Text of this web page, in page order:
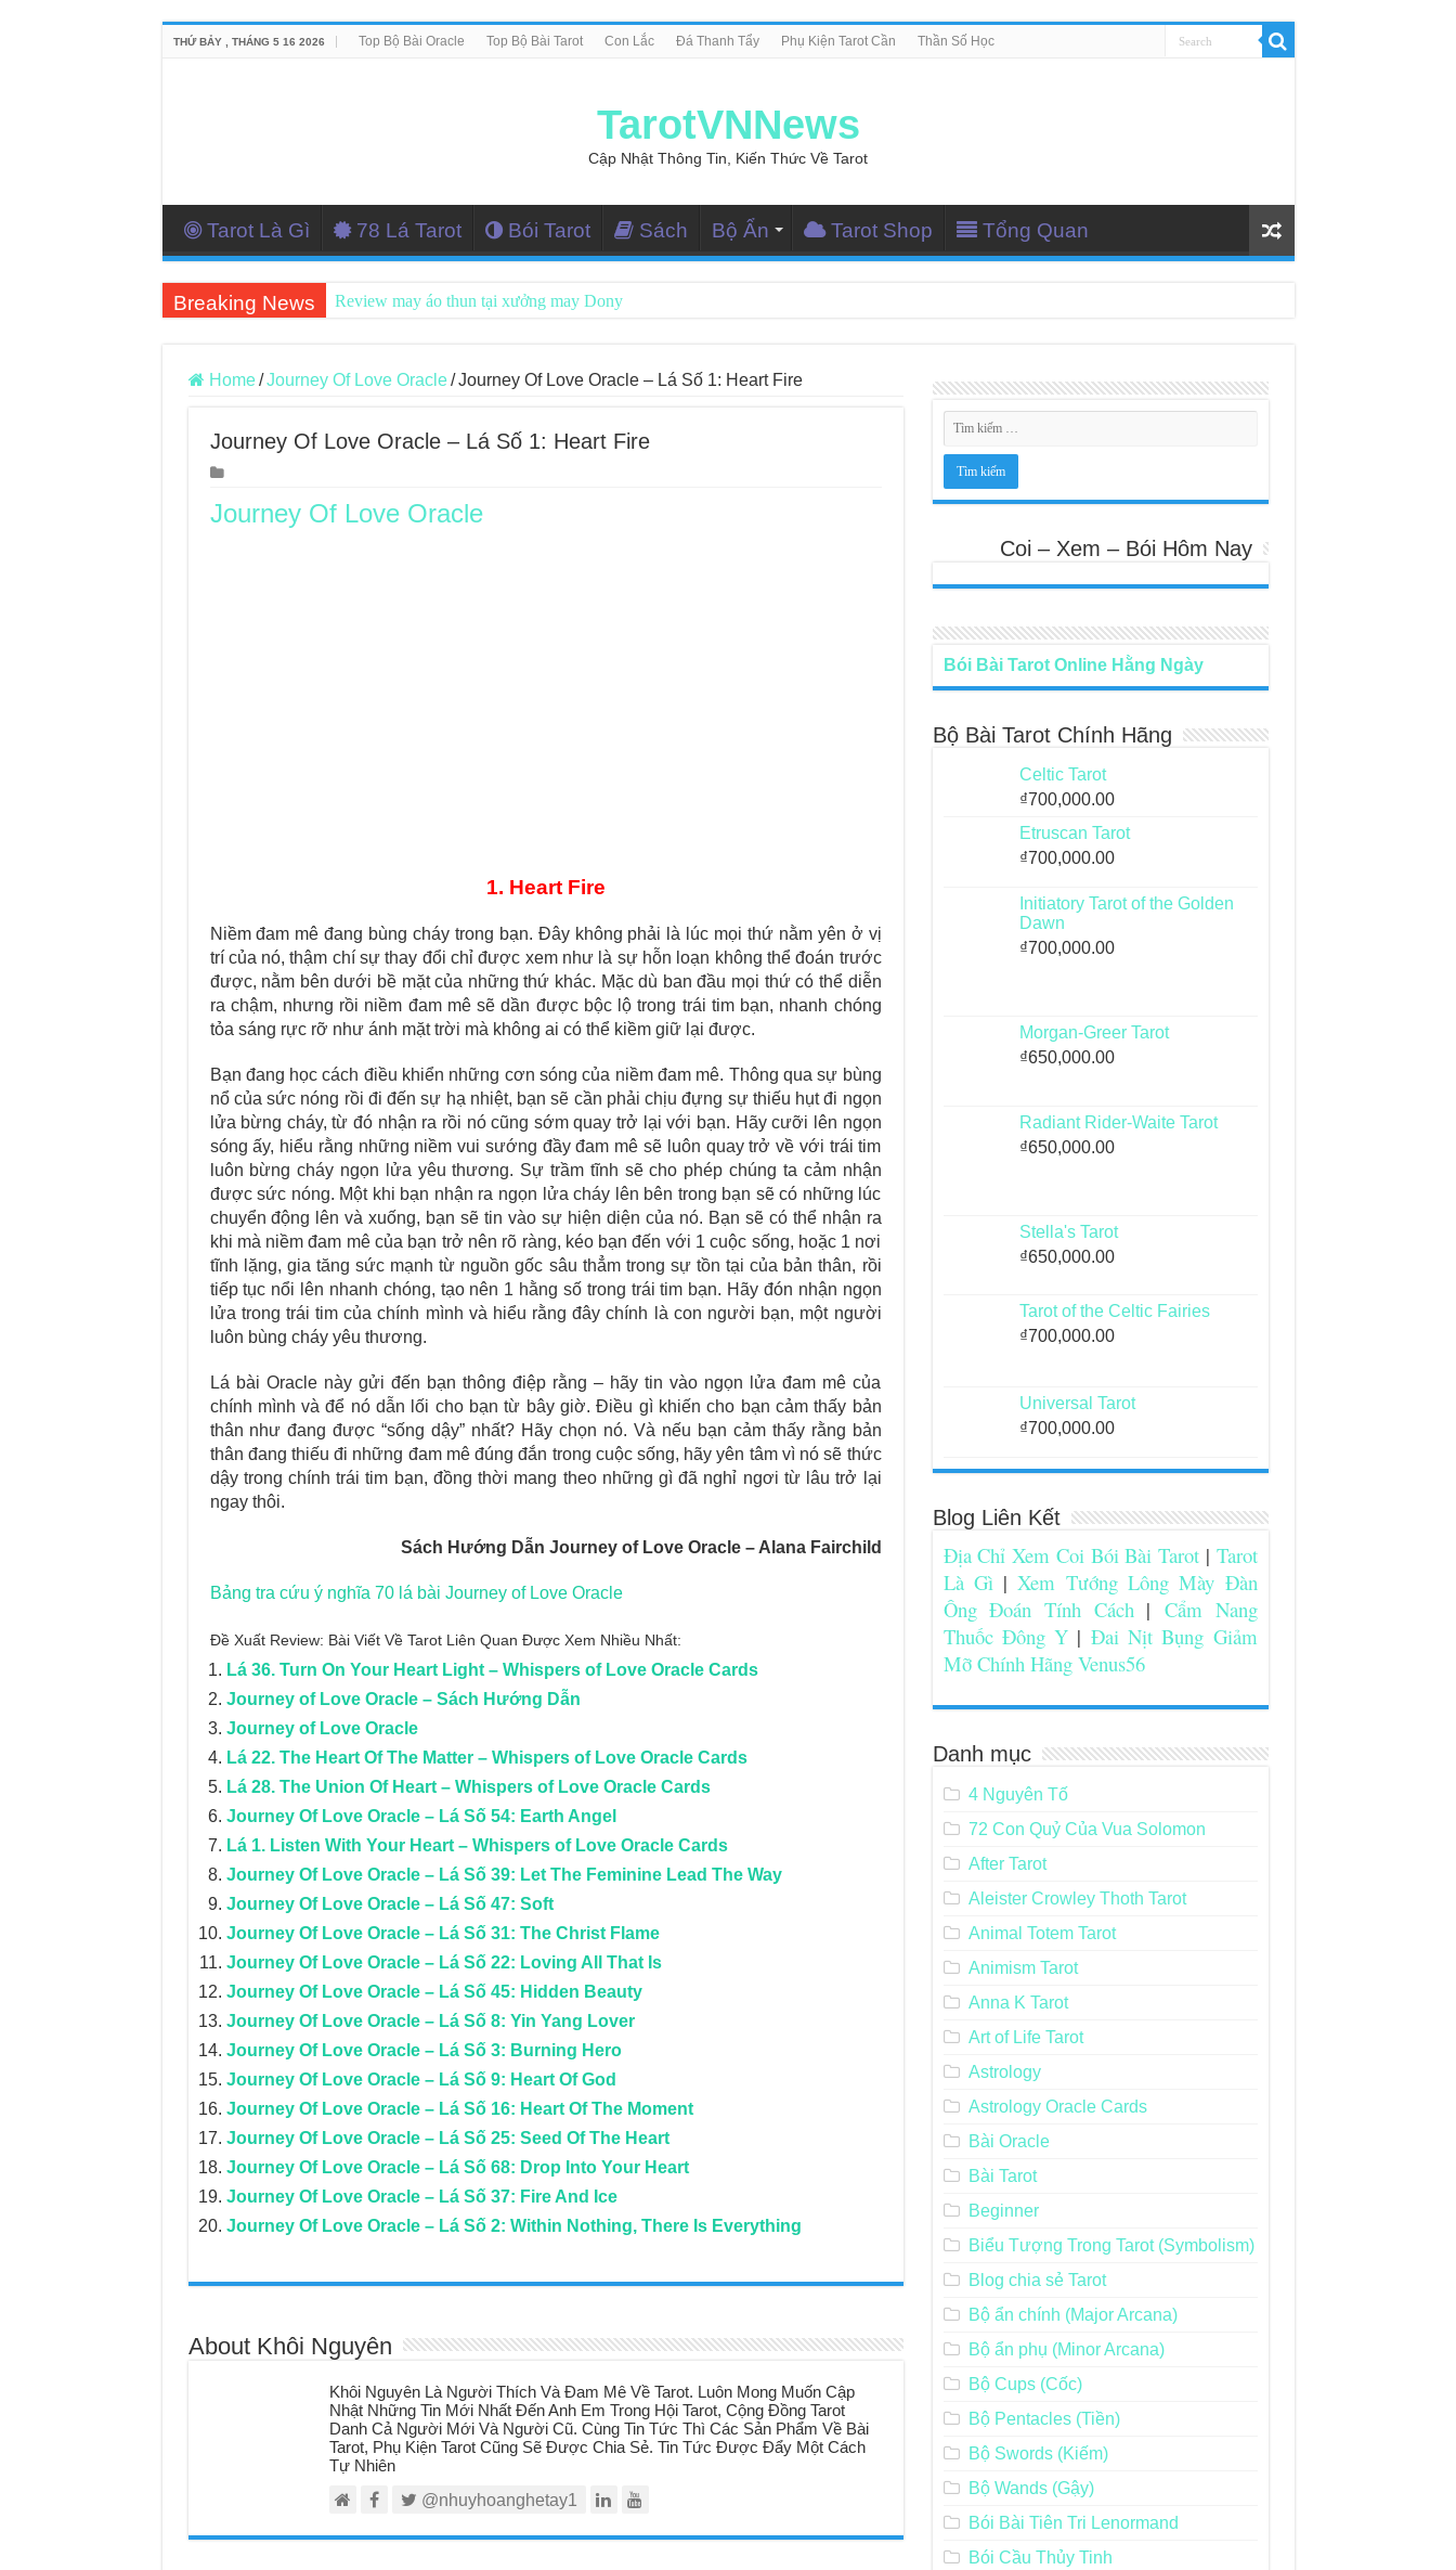
THỨ BẢY , THÁNG 5 16 2026 Top Bộ Bài Oracle Top Bộ Bài Tarot Con Lắc Đá Thanh Tẩy Phụ Kiện Tarot Cần Thần Số Học
TarotVNNews
Cập Nhật Thông Tin, Kiến Thức Về Tarot
Tarot Là Gì 78 Lá Tarot Bói Tarot Sách Bộ Ẩn Tarot Shop Tổng Quan
Breaking News
Review may áo thun tại xưởng may Dony
Konxari Cards – Trải Nghiệm Kết Nối Với Thế Giới Tâm Linh
Journey Of Love Oracle – Lá Số 70: Heaven
Journey Of Love Oracle – Lá Số 68: Drop Into Your Heart
Home / Journey Of Love Oracle / Journey Of Love Oracle – Lá Số 1: Heart Fire
Journey Of Love Oracle – Lá Số 1: Heart Fire
Journey Of Love Oracle
1. Heart Fire
Niềm đam mê đang bùng cháy trong bạn. Đây không phải là lúc mọi thứ nằm yên ở vị
trí của nó, thậm chí sự thay đổi chỉ được xem như là sự hỗn loạn không thể đoán trước
được, nằm bên dưới bề mặt của những thứ khác. Mặc dù ban đầu mọi thứ có thể diễn
ra chậm, nhưng rồi niềm đam mê sẽ dần được bộc lộ trong trái tim bạn, nhanh chóng
tỏa sáng rực rỡ như ánh mặt trời mà không ai có thể kiềm giữ lại được.
Bạn đang học cách điều khiển những cơn sóng của niềm đam mê. Thông qua sự bùng
nổ của sức nóng rồi đi đến sự hạ nhiệt, bạn sẽ cần phải chịu đựng sự thiếu hụt đi ngọn
lửa bừng cháy,từ đó nhận ra rồi nó cũng sớm quay trở lại với bạn. Hãy cưỡi lên ngọn
sóng ấy, hiểu rằng những niềm vui sướng đầy đam mê sẽ luôn quay trở về với trái tim
luôn bừng cháy ngọn lửa yêu thương. Sự trầm tĩnh sẽ cho phép chúng ta cảm nhận
được sức nóng. Một khi bạn nhận ra ngọn lửa cháy lên bên trong bạn sẽ có những lúc
chuyển động lên và xuống, bạn sẽ tin vào sự hiện diện của nó. Bạn sẽ có thể nhận ra
khi mà niềm đam mê của bạn trở nên rõ ràng, kéo bạn đến với 1 cuộc sống, hoặc 1 nơi
tĩnh lặng, gia tăng sức mạnh từ nguồn gốc sâu thẳm trong sự tồn tại của bản thân, rồi
tiếp tục nổi lên nhanh chóng, tạonên 1 hằng số trong trái tim bạn. Hãy đón nhận ngọn
lửa trong trái tim của chính mình và hiểu rằng đây chính là con người bạn, một người
luôn bùng cháy yêu thương.
Lá bài Oracle này gửi đến bạn thông điệp rằng – hãy tin vào ngọn lửa đam mê của
chính mình và để nó dẫn lối cho bạn từ bây giờ. Điều gì khiến cho bạn cảm thấy bản
thân như đang được “sống dậy” nhất? Hãy chọn nó. Và nếu bạn cảm thấy rằng bản
thân đang thiếu đi những đam mê đúng đắn trong cuộc sống, hãy yên tâm vì nó sẽ thức
dậy trong chính trái tim bạn, đồng thời mang theo những gì đã nghỉ ngơi từ lâu trở lại
ngay thôi.
Sách Hướng Dẫn Journey of Love Oracle – Alana Fairchild
Bảng tra cứu ý nghĩa 70 lá bài Journey of Love Oracle
Đề Xuất Review: Bài Viết Về Tarot Liên Quan Được Xem Nhiều Nhất:
Lá 36. Turn On Your Heart Light – Whispers of Love Oracle Cards
Journey of Love Oracle – Sách Hướng Dẫn
Journey of Love Oracle
Lá 22. The Heart Of The Matter – Whispers of Love Oracle Cards
Lá 28. The Union Of Heart – Whispers of Love Oracle Cards
Journey Of Love Oracle – Lá Số 54: Earth Angel
Lá 1. Listen With Your Heart – Whispers of Love Oracle Cards
Journey Of Love Oracle – Lá Số 39: Let The Feminine Lead The Way
Journey Of Love Oracle – Lá Số 47: Soft
Journey Of Love Oracle – Lá Số 31: The Christ Flame
Journey Of Love Oracle – Lá Số 22: Loving All That Is
Journey Of Love Oracle – Lá Số 45: Hidden Beauty
Journey Of Love Oracle – Lá Số 8: Yin Yang Lover
Journey Of Love Oracle – Lá Số 3: Burning Hero
Journey Of Love Oracle – Lá Số 9: Heart Of God
Journey Of Love Oracle – Lá Số 16: Heart Of The Moment
Journey Of Love Oracle – Lá Số 25: Seed Of The Heart
Journey Of Love Oracle – Lá Số 68: Drop Into Your Heart
Journey Of Love Oracle – Lá Số 37: Fire And Ice
Journey Of Love Oracle – Lá Số 2: Within Nothing, There Is Everything
About Khôi Nguyên
Khôi Nguyên Là Người Thích Và Đam Mê Về Tarot. Luôn Mong Muốn Cập
Nhật Những Tin Mới Nhất Đến Anh Em Trong Hội Tarot, Cộng Đồng Tarot
Danh Cả Người Mới Và Người Cũ. Cùng Tin Tức Thì Các Sản Phẩm Về Bài
Tarot, Phụ Kiện Tarot Cũng Sẽ Được Chia Sẻ. Tin Tức Được Đẩy Một Cách
Tự Nhiên
@nhuyhoanghetay1
Coi – Xem – Bói Hôm Nay
Bói Bài Tarot Online Hằng Ngày
Bộ Bài Tarot Chính Hãng
Celtic Tarot
₫700,000.00
Etruscan Tarot
₫700,000.00
Initiatory Tarot of the Golden
Dawn
₫700,000.00
Morgan-Greer Tarot
₫650,000.00
Radiant Rider-Waite Tarot
₫650,000.00
Stella's Tarot
₫650,000.00
Tarot of the Celtic Fairies
₫700,000.00
Universal Tarot
₫700,000.00
Blog Liên Kết
Địa Chỉ Xem Coi Bói Bài Tarot | Tarot
Là Gì|Xem Tướng Lông Mày Đàn
Ông Đoán Tính Cách| Cẩm Nang
Thuốc Đông Y|Đai Nịt Bụng Giảm
Mỡ Chính Hãng Venus56
Danh mục
4 Nguyên Tố
72 Con Quỷ Của Vua Solomon
After Tarot
Aleister Crowley Thoth Tarot
Animal Totem Tarot
Animism Tarot
Anna K Tarot
Art of Life Tarot
Astrology
Astrology Oracle Cards
Bài Oracle
Bài Tarot
Beginner
Biểu Tượng Trong Tarot (Symbolism)
Blog chia sẻ Tarot
Bộ ẩn chính (Major Arcana)
Bộ ẩn phụ (Minor Arcana)
Bộ Cups (Cốc)
Bộ Pentacles (Tiền)
Bộ Swords (Kiếm)
Bộ Wands (Gậy)
Bói Bài Tiên Tri Lenormand
Bói Cầu Thủy Tinh